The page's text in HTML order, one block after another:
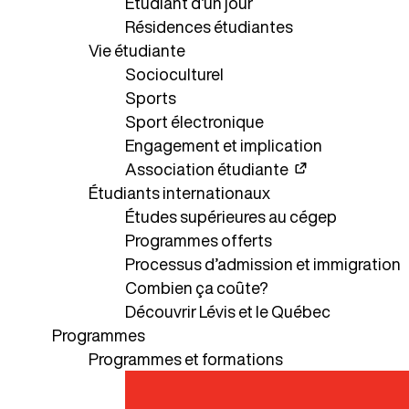
Résidences étudiantes
Vie étudiante
Socioculturel
Sports
Sport électronique
Engagement et implication
Association étudiante
Étudiants internationaux
Études supérieures au cégep
Programmes offerts
Processus d’admission et immigration
Combien ça coûte?
Découvrir Lévis et le Québec
Programmes
Programmes et formations